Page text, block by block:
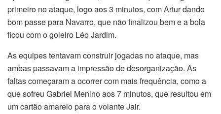
primeiro no ataque, logo aos 3 minutos, com Artur dando
bom passe para Navarro, que não finalizou bem e a bola
ficou com o goleiro Léo Jardim.
As equipes tentavam construir jogadas no ataque, mas
ambas passavam a impressão de desorganização. As
faltas começaram a ocorrer com mais frequência, como a
que sofreu Gabriel Menino aos 7 minutos, que resultou em
um cartão amarelo para o volante Jair.